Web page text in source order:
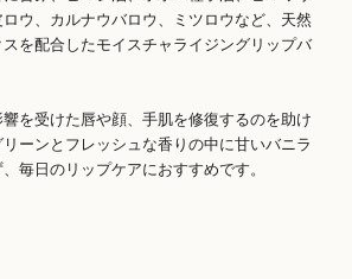
ウ、カルナウバロウ、ミツロウなど、天然
を配合したモイスチャライジングリップバ
を受けた唇や顔、手肌を修復するのを助け
ーンとフレッシュな香りの中に甘いバニラ
毎日のリップケアにおすすめです。